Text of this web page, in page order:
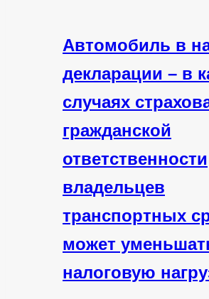
Автомобиль в
декларации – в
случаях
гражданской
ответственности
владельцев
транспортных
может
налоговую